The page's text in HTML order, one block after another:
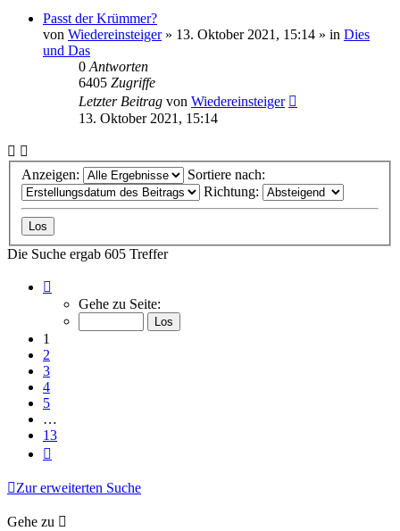
Passt der Krümmer?
von Wiedereinsteiger» 13. Oktober 2021, 15:14 » in Dies
und Das
0 Antworten
6405 Zugriffe
Letzter Beitrag von Wiedereinsteiger
13. Oktober 2021, 15:14
Anzeigen:
Sortiere nach:
Richtung:
Die Suche ergab 605 Treffer
von
Gehe zu Seite:
1
2
3
4
5
…
13
Zur erweiterten Suche
Gehe zu